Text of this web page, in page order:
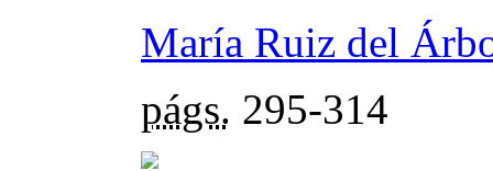
María Ruiz del
págs. 295-314